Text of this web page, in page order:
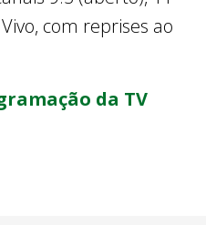
com reprises ao
da TV